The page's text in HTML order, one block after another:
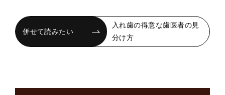
入れ歯の得意な歯医者の見
分け方